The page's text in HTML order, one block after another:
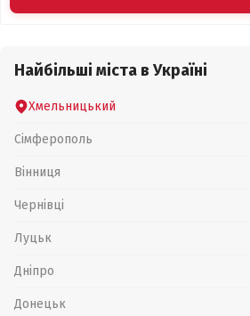
Найбільші міста в Україні
Хмельницький
Сімферополь
Вінниця
Чернівці
Луцьк
Дніпро
Донецьк